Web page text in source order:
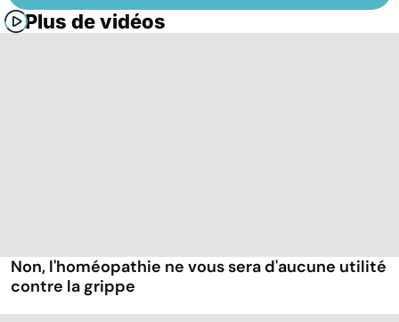
Plus de vidéos
Non, l'homéopathie ne vous sera d'aucune utilité
contre la grippe